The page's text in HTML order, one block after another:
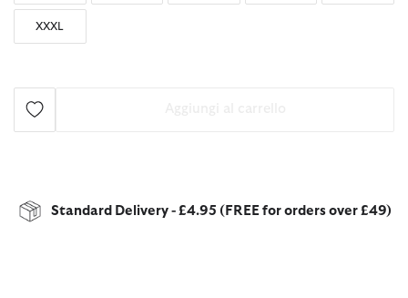
XXXL
Standard Delivery - £4.95 (FREE for orders over £49)